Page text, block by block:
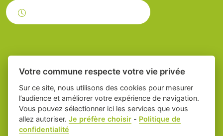
Place du village la solution web et appli
des collectivités
-
Votre commune respecte votre vie privée
Sur ce site, nous utilisons des cookies pour mesurer
l’audience et améliorer votre expérience de navigation.
Vous pouvez sélectionner ici les services que vous
allez autoriser.Je préfère choisir - Politique de
confidentialité